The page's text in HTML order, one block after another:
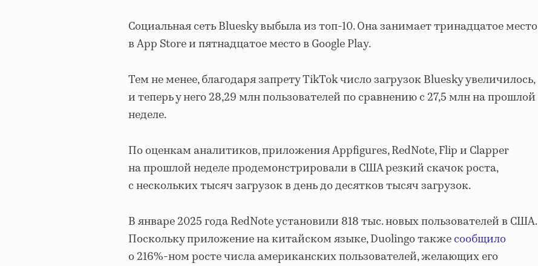
Социальная сеть Bluesky выбыла из топ-10. Она занимает тринадцатое место
в App Store и пятнадцатое место в Google Play.
Тем не менее, благодаря запрету TikTok число загрузок Bluesky увеличилось,
и теперь у него 28,29 млн пользователей по сравнению с 27,5 млн на прошлой
неделе.
По оценкам аналитиков, приложения Appfigures, RedNote, Flip и Clapper
на прошлой неделе продемонстрировали в США резкий скачок роста,
с нескольких тысяч загрузок в день до десятков тысяч загрузок.
В январе 2025 года RedNote установили 818 тыс. новых пользователей в США.
Поскольку приложение на китайском языке, Duolingo такжесообщило
о 216%-ном росте числа американских пользователей, желающих его